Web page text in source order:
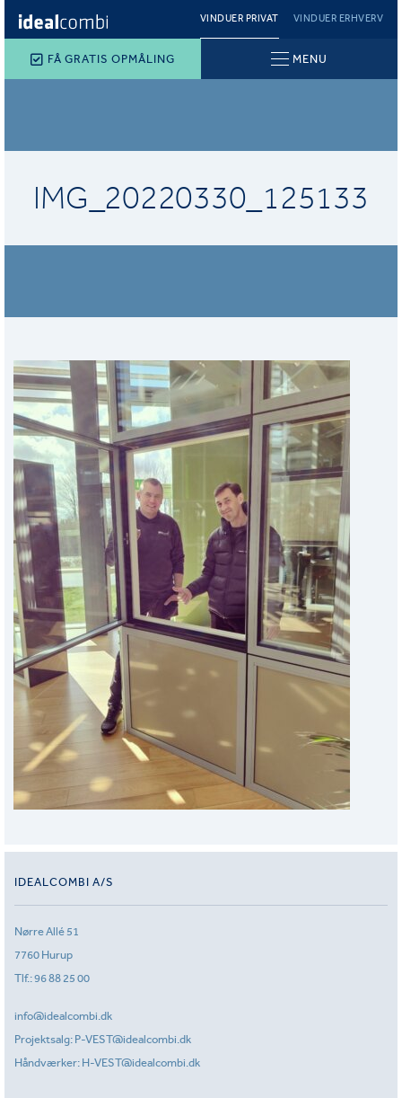
VINDUER PRIVAT VINDUER ERHVERV
FÅ GRATIS OPMÅLING MENU
IMG_20220330_125133
IDEALCOMBI A/S
Nørre Allé 51
7760 Hurup
Tlf.:96 88 25 00
info@idealcombi.dk
Projektsalg: P-VEST@idealcombi.dk
Håndværker: H-VEST@idealcombi.dk